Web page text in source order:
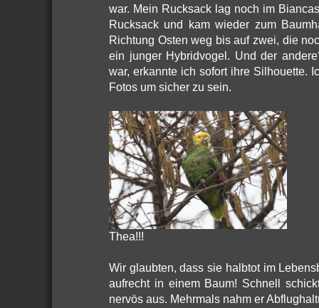
war. Mein Rucksack lag noch im
Rucksack und kam wieder zum
Richtung Osten weg bis auf zwei, die
ein junger Hybridvogel. Und der
war, erkannte ich sofort ihre Silhouette.
Fotos um sicher zu sein.
Thea!!!
Wir glaubten, dass sie halbtot im
aufrecht in einem Baum! Schnell
nervös aus. Mehrmals nahm er